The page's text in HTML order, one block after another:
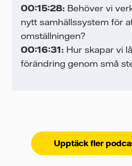
00:15:28: Behöver vi
nytt samhällssystem för
omställningen?
00:16:31: Hur skapar vi
förändring genom små
Upptäck fler